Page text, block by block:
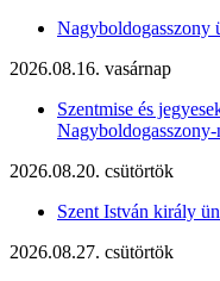
Nagyboldogasszony
2026.08.16. vasárnap
Szentmise és
Nagyboldogasszony-
2026.08.20. csütörtök
Szent István király
2026.08.27. csütörtök